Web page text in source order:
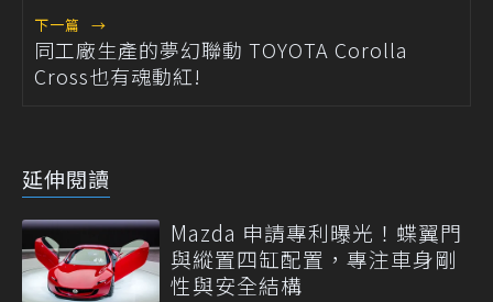
下一篇 →
同工廠生產的夢幻聯動 TOYOTA Corolla
Cross也有魂動紅!
延伸閱讀
Mazda 申請專利曝光！蝶翼門
與縱置四缸配置，專注車身剛
性與安全結構